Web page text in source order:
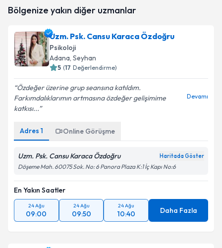
Bölgenize yakın diğer uzmanlar
Uzm. Psk. Cansu Karaca Özdoğru
Psikoloji
Adana, Seyhan
5 (17 Değerlendirme)
Özdeğer üzerine grup seansına katıldım.
Farkımdalıklarımın artmasına özdeğer gelişimime
katkısı...
Devamı
Adres 1 Online Görüşme
Uzm. Psk. Cansu Karaca Özdoğru Haritada Göster
Döşeme Mah. 60075 Sok. No: 6 Panora Plaza K:1 İç Kapı No:6
En Yakın Saatler
24 Ağu
09:00
24 Ağu
09:50
24 Ağu
10:40 Daha Fazla